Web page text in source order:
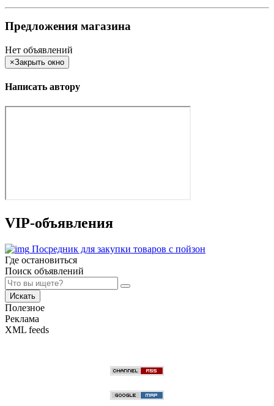
Предложения магазина
Нет объявлений
×Закрыть окно
Написать автору
VIP-объявления
Посредник для закупки товаров с пойзон
Где остановиться
Поиск объявлений
Искать
Полезное
Реклама
XML feeds